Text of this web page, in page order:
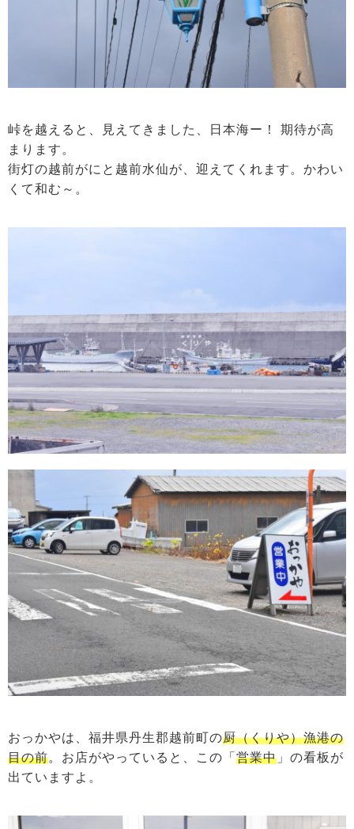
峠を越えると、見えてきました、日本海ー！ 期待が高
まります。
街灯の越前がにと越前水仙が、迎えてくれます。かわい
くて和む～。
おっかやは、福井県丹生郡越前町の厨（くりや）漁港の
目の前。お店がやっていると、この「 営業中 」の看板が
出ていますよ。